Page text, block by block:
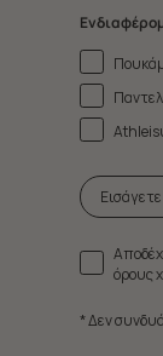
όρους
* Δεν